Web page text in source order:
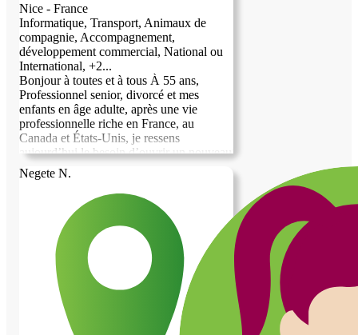
Nice - France
Informatique, Transport, Animaux de
compagnie, Accompagnement,
développement commercial, National ou
International, +2...
Bonjour à toutes et à tous À 55 ans,
Professionnel senior, divorcé et mes
enfants en âge adulte, après une vie
professionnelle riche en France, au
Canada et États-Unis, je ressens
aujourd’hui le besoin d’ouvrir un nouveau
chapitre. Depuis longtemps, la Côte
d’Azur m’attire : la lumière, la
Méditerranée, la proximité des montagnes,
les villages de l’arrière-pays et l’Italie
toute proche correspondent profondément
à l’environnement dans lequel je me
projette. Je recherche un pied-à-terre entre
Cannes, Nice, Menton et Vintimille,
idéalement sous la forme d’un échange de
services. Je crois beaucoup à ces relations
où chacun apporte quelque chose à
l’autre, dans un esprit de confiance et de
Negete N.